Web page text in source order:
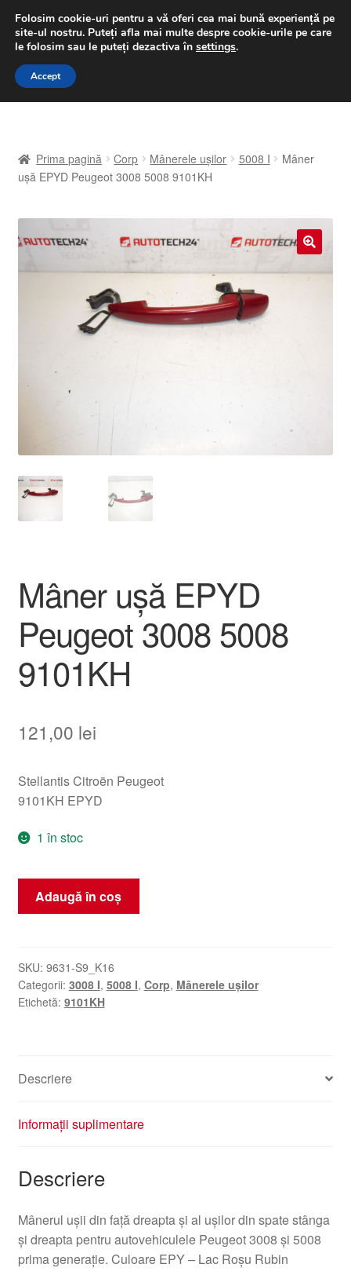
LIVRARE de la 33 lei
luni-vineri 9 a.m. - 4 p.m.031 229 6816
Sari
Sari
A lua legatura
Finalizare comandă
Livrare
Livrare în toată lumea
Plățile
Procedura de reclamație
Termeni si conditii
Prima pagină Corp Mânerele ușilor 5008 I
Mâner
ușă EPYD Peugeot 3008 5008 9101KH
Mâner ușă EPYD
Peugeot 3008 5008
9101KH
121,00 lei
Stellantis Citroën Peugeot
9101KH EPYD
1 în stoc
Cantitate
Mâner
Peugeot
3008
5008
Adaugă în coș
SKU: 9631-S9_K16
Categorii: 3008 I, 5008 I, Corp, Mânerele ușilor
Etichetă: 9101KH
Descriere
Informații suplimentare
Descriere
Mânerul ușii din față dreapta și al ușilor din spate stânga
și dreapta pentru autovehiculele Peugeot 3008 și 5008
prima generație. Culoare EPY – Lac Roșu Rubin
Folosim cookie-uri pentru a vă oferi cea mai bună experiență pe
site-ul nostru. Puteți afla mai multe despre cookie-urile pe care
le folosim sau le puteți dezactiva în settings.
Accept